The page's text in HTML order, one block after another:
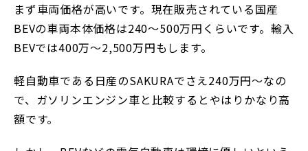
まず車両価格が高いです。現在販売されている国産
BEVの車両本体価格は240～500万円くらいです。輸入
BEVでは400万～2,500万円もします。
軽自動車である日産のSAKURAでさえ240万円～なの
で、ガソリンエンジン車と比較するとやはりかなり高
額です。